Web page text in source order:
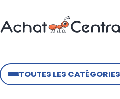
TOUTES LES CATÉGORIES